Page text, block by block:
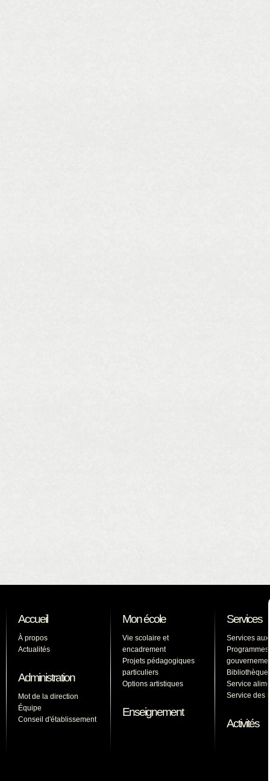
Accueil
À propos
Actualités
Administration
Mot de la direction
Équipe
Conseil d'établissement
Mon école
Vie scolaire et
encadrement
Projets pédagogiques
particuliers
Options artistiques
Enseignement
Services
Services
Programmes
Bibliothèque
Service
Service des
Activités